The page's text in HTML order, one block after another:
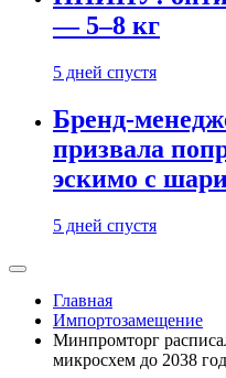
— 5–8 кг
5 дней спустя
Бренд-
призвала
эскимо с
5 дней спустя
Главная
Импортозамещение
Минпромторг
микросхем до 2038